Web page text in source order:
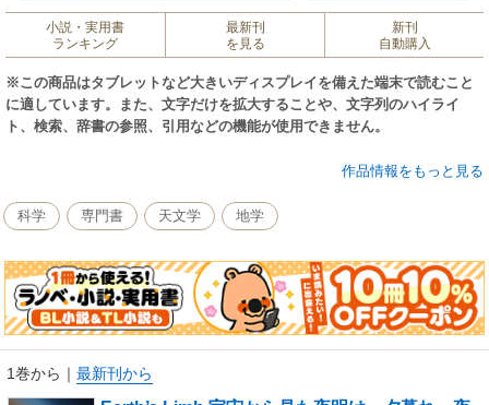
小説・実用書
ランキング
最新刊
を見る
新刊
自動購入
※この商品はタブレットなど大きいディスプレイを備えた端末で読むこと
に適しています。また、文字だけを拡大することや、文字列のハイライ
ト、検索、辞書の参照、引用などの機能が使用できません。
およそ90分で地球を1周する国際宇宙ステーション（ISS）からは、1日に
本書では、ISSから見た夜明けや夕暮れ時の光景のほか、地球大気の中間圏
掲載しています。
美しく、ときに幻想的な画像の数々をご覧ください。
【主な内容】
作品情報をもっと見る
科学 専門書 天文学 地学
1巻から ｜ 最新刊から